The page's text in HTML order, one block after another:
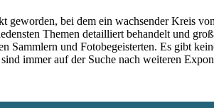
geworden, bei dem ein wachsender Kreis
Themen detailliert behandelt und
Sammlern und Fotobegeisterten. Es gibt
immer auf der Suche nach weiteren